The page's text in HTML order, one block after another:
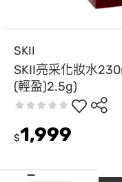
SKII
SKII亮采化妝水
(輕盈)2.5g)
$1,999